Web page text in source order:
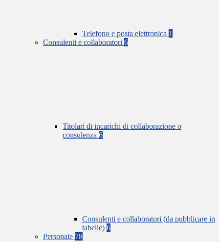
Telefono e posta elettronica 1
Consulenti e collaboratori 6
Titolari di incarichi di collaborazione o
consulenza 6
Consulenti e collaboratori (da pubblicare in
tabelle) 6
Personale 78